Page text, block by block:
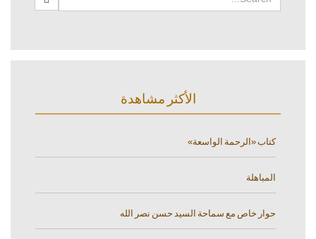
الأكثر مشاهدة
كتاب «الرحمة الواسعة»
المباهلة
حوار خاص مع سماحة السيد حسن نصر الله